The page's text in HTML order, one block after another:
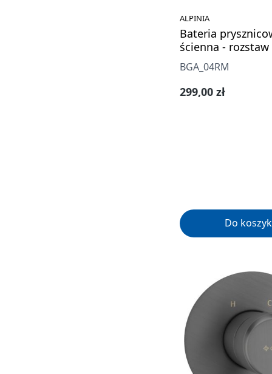
ALPINIA
Bateria
ścienna - rozstaw
BGA_04RM
Cena regularna:
299,00 zł
Do